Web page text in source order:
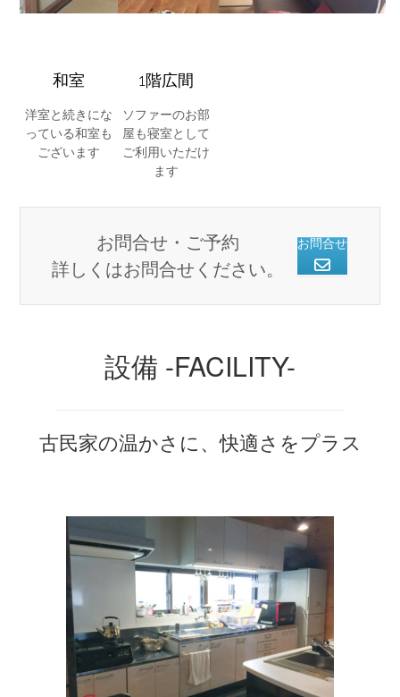
和室
洋室と続きにな
っている和室も
ございます
1階広間
ソファーのお部
屋も寝室として
ご利用いただけ
ます
お問合せ・ご予約
詳しくはお問合せください。
お問合せ
設備 -FACILITY-
古民家の温かさに、快適さをプラス